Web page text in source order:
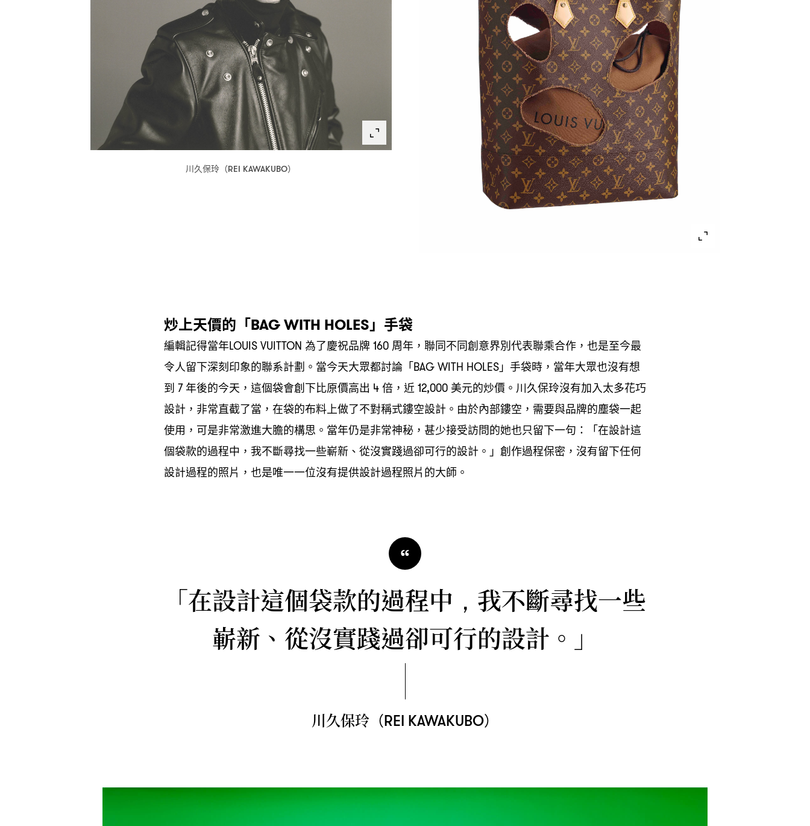
川久保玲 （REI KAWAKUBO）
炒上天價的「BAG WITH HOLES」手袋
編輯記得當年LOUIS VUITTON 為了慶祝品牌160 周年 ， 聯同不同創意界別代表聯乘合作 ， 也是至今最
令人留下深刻印象的聯系計劃。當今天大眾都討論「BAG WITH HOLES」手袋時 ， 當年大眾也沒有想
到 7年後的今天 ， 這個袋會創下比原價高出 4倍 ， 近 12,000 美元的炒價。川久保玲沒有加入太多花巧
設計 ， 非常直截了當 ， 在袋的布料上做了不對稱式鏤空設計。由於內部鏤空 ， 需要與品牌的塵袋一起
使用 ， 可是非常激進大膽的構思。當年仍是非常神秘 ， 甚少接受訪問的她也只留下一句 ：
「在設計這
個袋款的過程中 ， 我不斷尋找一些嶄新、從沒實踐過卻可行的設計。」創作過程保密 ， 沒有留下任何
設計過程的照片 ， 也是唯一一位沒有提供設計過程照片的大師。
“
「在設計這個袋款的過程中 ， 我不斷尋找一些
嶄新、從沒實踐過卻可行的設計。」
川久保玲 （REI KAWAKUBO）